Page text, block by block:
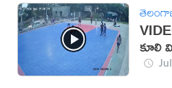
కూలి